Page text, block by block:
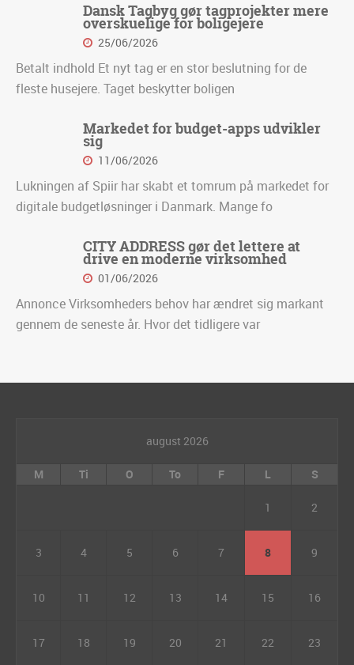
Dansk Tagbyg gør tagprojekter mere
overskuelige for boligejere
25/06/2026
Betalt indhold Et nyt tag er en stor beslutning for de
fleste husejere. Taget beskytter boligen
Markedet for budget-apps udvikler
sig
11/06/2026
Lukningen af Spiir har skabt et tomrum på markedet for
digitale budgetløsninger i Danmark. Mange fo
CITY ADDRESS gør det lettere at
drive en moderne virksomhed
01/06/2026
Annonce Virksomheders behov har ændret sig markant
gennem de seneste år. Hvor det tidligere var
august 2026
M Ti O To F L S
1 2
3 4 5 6 7 8 9
10 11 12 13 14 15 16
17 18 19 20 21 22 23